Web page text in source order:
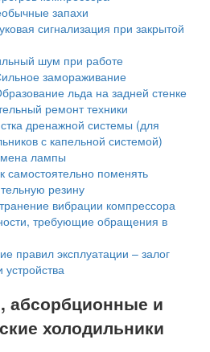
запахи
сигнализация при закрытой
шум при работе
замораживание
льда на задней стенке
ремонт техники
дренажной системы (для
с капельной системой)
лампы
самостоятельно поменять
резину
вибрации компрессора
требующие обращения в
правил эксплуатации – залог
устройства
абсорбционные и
холодильники